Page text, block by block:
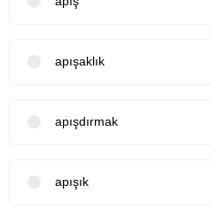
apışaklık
apışdırmak
apışık